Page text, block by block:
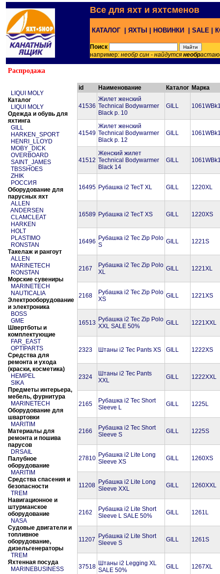
Все для яхт и яхтсменов
КАТАЛОГ | ЯХТЫ | НОВИНКИ | SALE |
Поиск
например: необр син - найдутся необр
Распродажа
LIQUI MOLY
Каталог
LIQUI MOLY
Одежда и обувь для
яхтинга
GILL
HARKEN_SPORT
HENRI_LLOYD
MOBY_DICK
OVERBOARD
SAINT_JAMES
TBSSHOES
ZHIK
РОССИЯ
Оборудование для
парусных яхт
ALLEN
ANDERSEN
CLAMCLEAT
HARKEN
HOLT
PLASTIMO
RONSTAN
Такелаж и рангоут
ALLEN
MARINETECH
RONSTAN
Морские сувениры
MARINETECH
NAUTICALIA
Электрооборудование
и электроника
BOSS
GME
Швертботы и
комплектующие
FAR_EAST
OPTIPARTS
Средства для
ремонта и ухода
(краски, косметика)
HEMPEL
SIKA
Предметы интерьера,
мебель, фурнитура
MARINETECH
Оборудование для
швартовки
MARITIM
Материалы для
ремонта и пошива
парусов
DRSAIL
Палубное
оборудование
MARITIM
Средства спасения и
безопасности
TREM
Навигационное и
штурманское
оборудование
NASA
Судовые двигатели и
топливное
оборудование,
дизельгенераторы
TREM
Яхтенная посуда
MARINEBUSINESS
id Наименование Каталог Марка
41536
Жилет женский
Technical Bodywarmer
Black р. 10
GILL
41549
Жилет женский
Technical Bodywarmer
Black р. 12
GILL
41512
Женский жилет
Technical Bodywarmer
Black 14
GILL
16495 Рубашка i2 TecT XL GILL 1220XL
16589 Рубашка i2 TecT XS GILL 1220XS
16496 Рубашка i2 Tec Zip Polo
S
GILL 1221S
2167
Рубашка i2 Tec Zip Polo
XL
GILL 1221XL
2168
Рубашка i2 Tec Zip Polo
XS
GILL 1221XS
16513 Рубашка i2 Tec Zip Polo
XXL SALE 50%
GILL 1221XXL
2323 Штаны i2 Tec Pants XS GILL 1222XS
2324
Штаны i2 Tec Pants
XXL
GILL 1222XXL
2165
Рубашка i2 Tec Short
Sleeve L
GILL 1225L
2166
Рубашка i2 Tec Short
Sleeve S
GILL 1225S
27810 Рубашка i2 Lite Long
Sleeve XS
GILL 1260XS
11208 Рубашка i2 Lite Long
Sleeve XXL
GILL 1260XXL
2162
Рубашка i2 Lite Short
Sleeve L SALE 50%
GILL 1261L
11207 Рубашка i2 Lite Short
Sleeve S
GILL 1261S
37518 Штаны i2 Legging XL
SALE 50%
GILL 1267XL